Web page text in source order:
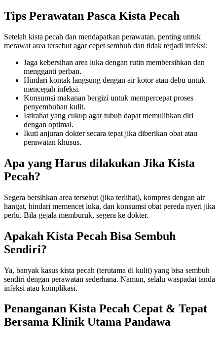
Tips Perawatan Pasca Kista Pecah
Setelah kista pecah dan mendapatkan perawatan, penting untuk
merawat area tersebut agar cepet sembuh dan tidak terjadi infeksi:
Jaga kebersihan area luka dengan rutin membersihkan dan
mengganti perban.
Hindari kontak langsung dengan air kotor atau debu untuk
mencegah infeksi.
Konsumsi makanan bergizi untuk mempercepat proses
penyembuhan kulit.
Istirahat yang cukup agar tubuh dapat memulihkan diri
dengan optimal.
Ikuti anjuran dokter secara tepat jika diberikan obat atau
perawatan khusus.
Apa yang Harus dilakukan Jika Kista
Pecah?
Segera bersihkan area tersebut (jika terlihat), kompres dengan air
hangat, hindari memencet luka, dan konsumsi obat pereda nyeri jika
perlu. Bila gejala memburuk, segera ke dokter.
Apakah Kista Pecah Bisa Sembuh
Sendiri?
Ya, banyak kasus kista pecah (terutama di kulit) yang bisa sembuh
sendiri dengan perawatan sederhana. Namun, selalu waspadai tanda
infeksi atau komplikasi.
Penanganan Kista Pecah Cepat & Tepat
Bersama Klinik Utama Pandawa